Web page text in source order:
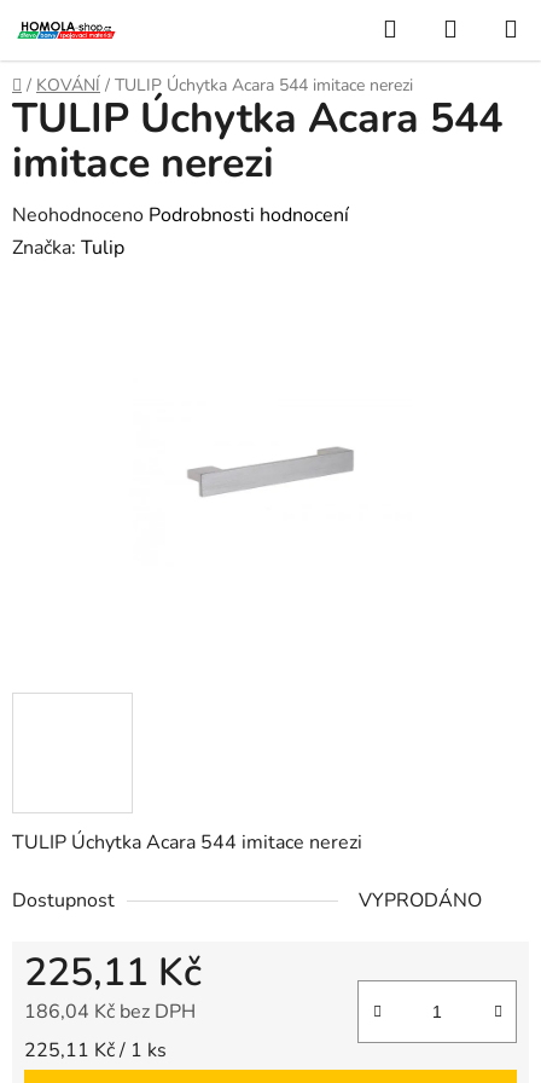
na
obsah
Hledat
KOŠÍK
Domů
/ KOVÁNÍ / TULIP Úchytka Acara 544 imitace nerezi
TULIP Úchytka Acara 544 imitace nerezi
Dostupnost VYPRODÁNO
225,11 Kč
186,04 Kč bez DPH
Měrná cena:
225,11 Kč / 1 ks
TULIP Úchytka Acara 544
imitace nerezi
Průměrné
hodnocení
Neohodnoceno Podrobnosti hodnocení
Značka: Tulip